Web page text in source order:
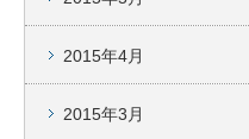
2015年4月
2015年3月